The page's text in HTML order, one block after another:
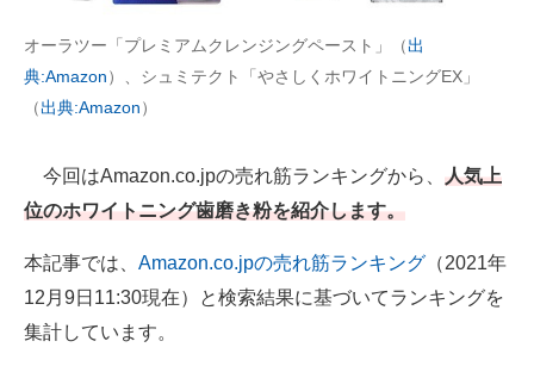
AI活用のいまが分かる
企業ITのトレンドを詳説
マーケ×ITの今がよく分かる
企業向けIT製品の総合サイト
IT製品の技術・比較・事例
オーラツー「プレミアムクレンジングペースト」（出
典:Amazon）、シュミテクト「やさしくホワイトニングEX」
（出典:Amazon）
今回はAmazon.co.jpの売れ筋ランキングから、 人気上
位のホワイトニング歯磨き粉を紹介します。
本記事では、 Amazon.co.jpの売れ筋ランキング （2021年
12月9日11:30現在）と検索結果に基づいてランキングを
集計しています。